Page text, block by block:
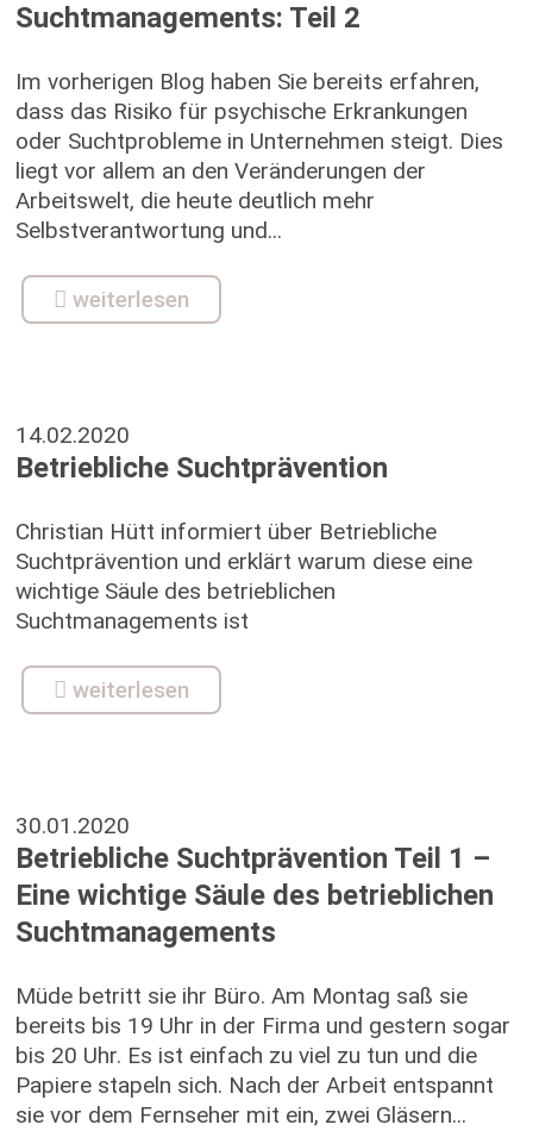
Suchtmanagements: Teil 2
Im vorherigen Blog haben Sie bereits erfahren,
dass das Risiko für psychische Erkrankungen
oder Suchtprobleme in Unternehmen steigt. Dies
liegt vor allem an den Veränderungen der
Arbeitswelt, die heute deutlich mehr
Selbstverantwortung und...
weiterlesen
14.02.2020
Betriebliche Suchtprävention
Christian Hütt informiert über Betriebliche
Suchtprävention und erklärt warum diese eine
wichtige Säule des betrieblichen
Suchtmanagements ist
weiterlesen
30.01.2020
Betriebliche Suchtprävention Teil 1 –
Eine wichtige Säule des betrieblichen
Suchtmanagements
Müde betritt sie ihr Büro. Am Montag saß sie
bereits bis 19 Uhr in der Firma und gestern sogar
bis 20 Uhr. Es ist einfach zu viel zu tun und die
Papiere stapeln sich. Nach der Arbeit entspannt
sie vor dem Fernseher mit ein, zwei Gläsern...